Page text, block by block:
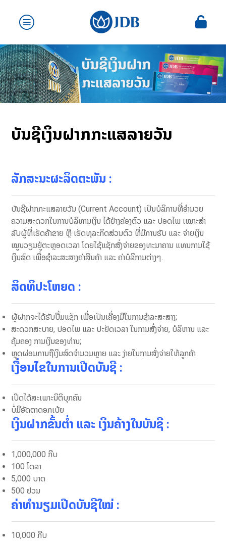
ບັນຊີເງິນຝາກກະແສລາຍວັນ
ລັກສະນະຜະລິດຕະພັນ :
ບັນຊີຝາກ​ກະ​ແສ​ລາຍ​ວັນ (Current Account)​ ເປັນ​ບໍລິການ​ທີ່​ອຳນວຍ​
ຄວາມ​ສະດວກ​ໃນ​ການ​ບໍລິຫານເງິນ ​ໄດ້​ຢ່າງຄ່ອງ​ຕົວ​ ແລະ​ ປອດ​ໄພ ເໝາະ​ສຳ​
ລັບ​ຜູ້​ທີ່​ເຮັດ​ຄ້າ​ຂາຍ ຫຼື ​ເຮັດ​ທຸລະ​ກິດ​ສ່ວນ​ຕົວ​ ທີ່​ມີ​ການ​ຮັບ ແລະ ຈ່າຍ​ເງິນ​
ໝູນວຽນຢູ່​ຕະຫຼອດ​ເວລາ ​ໂດຍ​ໃຊ້​ແຊັກ​ສັ່ງ​ຈ່າຍ​ຂອງ​ທະນາຄານ ​ແທນການ​ໃຊ້​
ເງິນສົດ ​ເພື່ອ​ຊຳລະ​ສະ​ສາງ​ຄ່າ​ສິນ​ຄ້າ ​ແລະ ຄ່າ​ບໍລິການຕ່າງໆ.
ສິດທິປະໂຫຍດ :
ຜູ້ຝາກຈະໄດ້ຮັບປື້ມແຊັກ ເພື່ອເປັນເຄື່ອງມືໃນການຊຳລະສະສາງ;
ສະດວກສະບາຍ, ປອດໄພ ແລະ ປະຢັດເວລາ ໃນການສັ່ງຈ່າຍ, ບໍລິຫານ ແລະ
ຄຸ້ມຄອງ ການເງິນຂອງທ່ານ;
ຫຼຸດຜ່ອນການຖືເງິນສົດຈໍານວນຫຼາຍ ແລະ ງ່າຍໃນການສັ່ງຈ່າຍໃຫ້ລູກຄ້າ
ເງື່ອນໄຂໃນການເປີດບັນຊີ :
ເປິດໄດ້ສະເພາະນິຕິບຸກຄົນ
ບໍ່ມີອັດຕາດອກເບ້ຍ
ເງິນຝາກຂັ້ນຕ່ຳ ແລະ ເງິນຄ້າງໃນບັນຊີ :
1,000,000 ກີບ
100 ໂດລາ
5,000 ບາດ
500 ຢວນ
ຄ່າທຳນຽມເປີດບັນຊີໃໝ່ :
10,000 ກີບ